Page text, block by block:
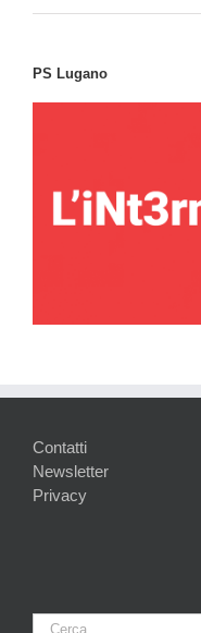
PS Lugano
Contatti
Newsletter
Privacy
Cerca